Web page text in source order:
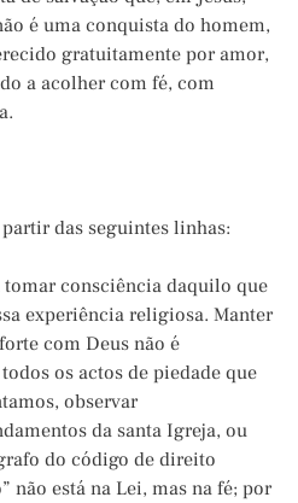
é uma conquista do homem,
gratuitamente por amor,
a acolher com fé, com
das seguintes linhas:
tomar consciência daquilo que
experiência religiosa. Manter
com Deus não é
os actos de piedade que
observar
da santa Igreja, ou
do código de direito
não está na Lei, mas na fé; por